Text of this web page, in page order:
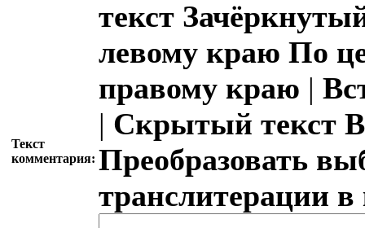
Текст
комментария:
текст
левому краю По
правому краю |
| Скрытый текст
Преобразовать
транслитерации